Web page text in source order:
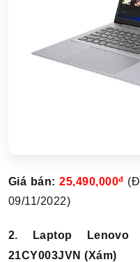
Giá bán:25,490,000đ
09/11/2022)
2. Laptop Lenovo
21CY003JVN (Xám)